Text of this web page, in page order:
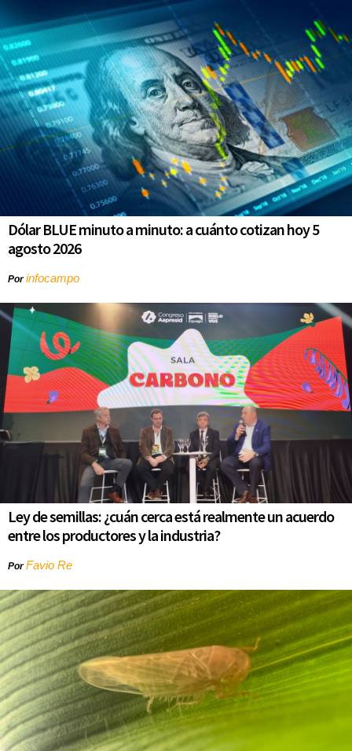
Dólar BLUE minuto a minuto: a cuánto cotizan hoy 5
agosto 2026
Porinfocampo
Ley de semillas: ¿cuán cerca está realmente un acuerdo
entre los productores y la industria?
PorFavio Re